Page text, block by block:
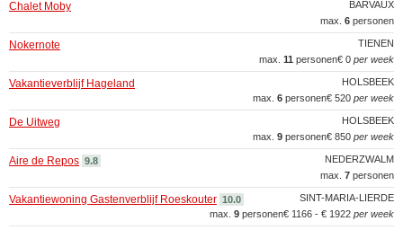
BARVAUX
Chalet Moby
max. 6 personen
TIENEN
Nokernote
€ 0 per week
max. 11 personen
HOLSBEEK
Vakantieverblijf Hageland
€ 520 per week
max. 6 personen
HOLSBEEK
De Uitweg
€ 850 per week
max. 9 personen
NEDERZWALM
Aire de Repos 9.8
max. 7 personen
SINT-MARIA-LIERDE
Vakantiewoning Gastenverblijf Roeskouter 10.0
€ 1166 - € 1922 per week
max. 9 personen